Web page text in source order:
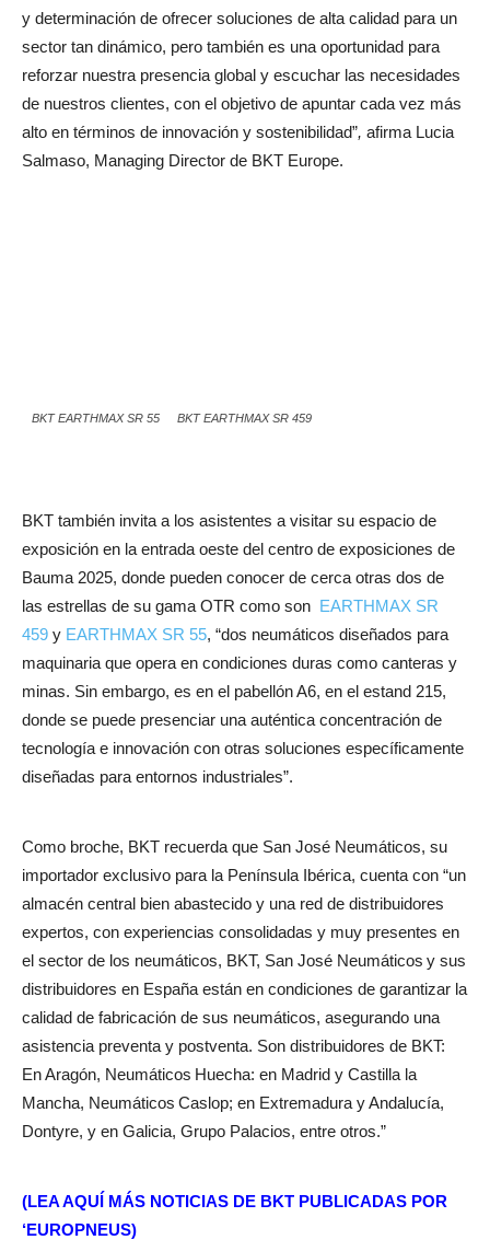
y determinación de ofrecer soluciones de alta calidad para un
sector tan dinámico, pero también es una oportunidad para
reforzar nuestra presencia global y escuchar las necesidades
de nuestros clientes, con el objetivo de apuntar cada vez más
alto en términos de innovación y sostenibilidad”, afirma Lucia
Salmaso, Managing Director de BKT Europe.
BKT EARTHMAX SR 55 BKT EARTHMAX SR 459
BKT también invita a los asistentes a visitar su espacio de
exposición en la entrada oeste del centro de exposiciones de
Bauma 2025, donde pueden conocer de cerca otras dos de
las estrellas de su gama OTR como son EARTHMAX SR
459 y EARTHMAX SR 55, “dos neumáticos diseñados para
maquinaria que opera en condiciones duras como canteras y
minas. Sin embargo, es en el pabellón A6, en el estand 215,
donde se puede presenciar una auténtica concentración de
tecnología e innovación con otras soluciones específicamente
diseñadas para entornos industriales”.
Como broche, BKT recuerda que San José Neumáticos, su
importador exclusivo para la Península Ibérica, cuenta con “un
almacén central bien abastecido y una red de distribuidores
expertos, con experiencias consolidadas y muy presentes en
el sector de los neumáticos, BKT, San José Neumáticos y sus
distribuidores en España están en condiciones de garantizar la
calidad de fabricación de sus neumáticos, asegurando una
asistencia preventa y postventa. Son distribuidores de BKT:
En Aragón, Neumáticos Huecha: en Madrid y Castilla la
Mancha, Neumáticos Caslop; en Extremadura y Andalucía,
Dontyre, y en Galicia, Grupo Palacios, entre otros.”
(LEA AQUÍ MÁS NOTICIAS DE BKT PUBLICADAS POR
‘EUROPNEUS)